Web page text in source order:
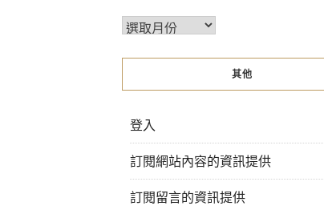
其他
登入
訂閱網站內容的資訊提供
訂閱留言的資訊提供